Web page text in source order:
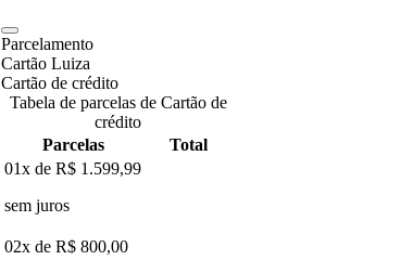
Parcelamento
Cartão Luiza
Cartão de crédito
Tabela de parcelas de Cartão de
crédito
Parcelas
Total
01x de R$ 1.599,99
sem juros
02x de R$ 800,00